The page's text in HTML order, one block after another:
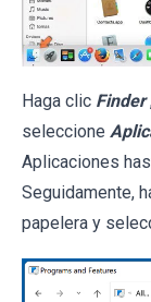
Haga clic Finder
seleccione
Aplicaciones
Seguidamente,
papelera y